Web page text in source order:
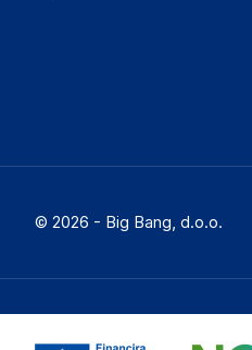
© 2026 - Big Bang, d.o.o.